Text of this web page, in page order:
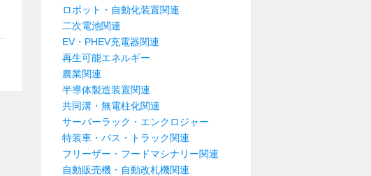
ロボット・自動化装置関連
二次電池関連
EV・PHEV充電器関連
再生可能エネルギー
農業関連
半導体製造装置関連
共同溝・無電柱化関連
サーバーラック・エンクロジャー
特装車・バス・トラック関連
フリーザー・フードマシナリー関連
自動販売機・自動改札機関連